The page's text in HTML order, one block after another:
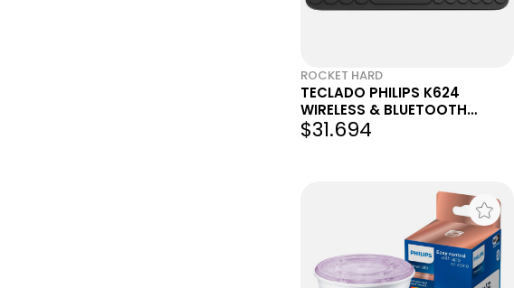
ROCKET HARD
TECLADO PHILIPS K624
WIRELESS & BLUETOOTH
BLACK
$31.694